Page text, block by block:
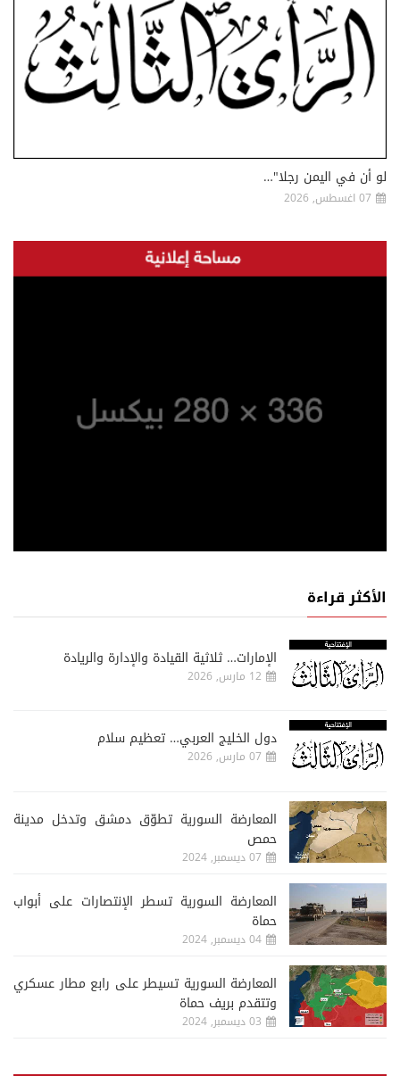
لو أن في اليمن رجلا"…
07 اغسطس, 2026
الأكثر قراءة
الإمارات… ثلاثية القيادة والإدارة والريادة
12 مارس, 2026
دول الخليج العربي… تعظيم سلام
07 مارس, 2026
المعارضة السورية تطوّق دمشق وتدخل مدينة
حمص
07 ديسمبر, 2024
المعارضة السورية تسطر الإنتصارات على أبواب
حماة
04 ديسمبر, 2024
المعارضة السورية تسيطر على رابع مطار عسكري
وتتقدم بريف حماة
03 ديسمبر, 2024